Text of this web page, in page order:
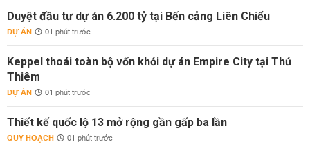
Duyệt đầu tư dự án 6.200 tỷ tại Bến cảng Liên Chiểu
DỰ ÁN 01 phút trước
Keppel thoái toàn bộ vốn khỏi dự án Empire City tại Thủ
Thiêm
DỰ ÁN 01 phút trước
Thiết kế quốc lộ 13 mở rộng gần gấp ba lần
QUY HOẠCH 01 phút trước